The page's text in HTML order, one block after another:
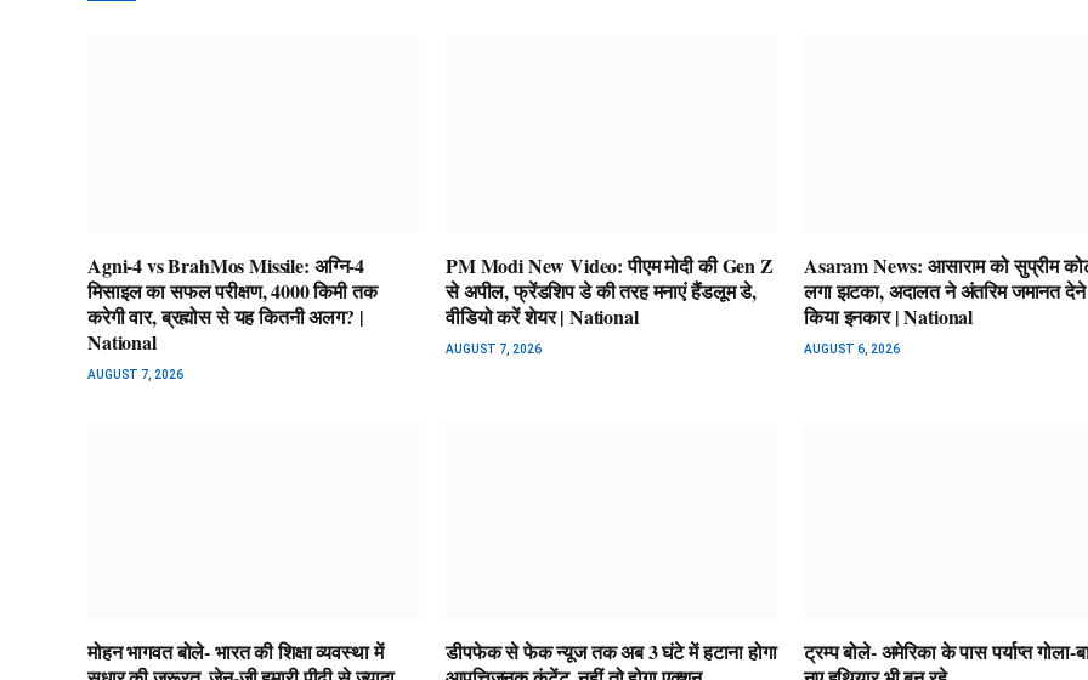
Agni-4 vs BrahMos Missile: अग्नि-4
मिसाइल का सफल परीक्षण, 4000 किमी तक
करेगी वार, ब्रह्मोस से यह कितनी अलग? |
National
AUGUST 7, 2026
PM Modi New Video: पीएम मोदी की Gen Z
से अपील, फ्रेंडशिप डे की तरह मनाएं हैंडलूम डे,
वीडियो करें शेयर | National
AUGUST 7, 2026
Asaram News: आसाराम को सुप्रीम
लगा झटका, अदालत ने अंतरिम जमानत
किया इनकार | National
AUGUST 6, 2026
मोहन भागवत बोले- भारत की शिक्षा व्यवस्था में
डीपफेक से फेक न्यूज तक अब 3 घंटे में हटाना होगा
ट्रम्प बोले- अमेरिका के पास पर्याप्त गोला-